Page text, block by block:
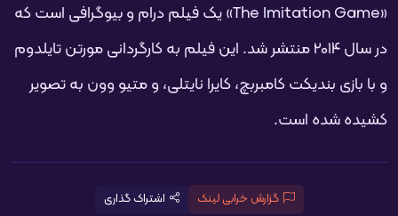
«The Imitation Game» یک فیلم درام و بیوگرافی است که
در سال 2014 منتشر شد. این فیلم به کارگردانی مورتن تایلدوم
و با بازی بندیکت کامبربچ، کایرا نایتلی، و متیو وون به تصویر
کشیده شده است.
گزارش خرابی لینک اشتراک گذاری